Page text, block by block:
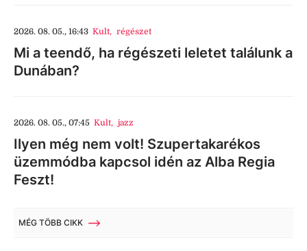
2026. 08. 05., 16:43 Kult, régészet
Mi a teendő, ha régészeti leletet találunk a
Dunában?
2026. 08. 05., 07:45 Kult, jazz
Ilyen még nem volt! Szupertakarékos
üzemmódba kapcsol idén az Alba Regia
Feszt!
MÉG TÖBB CIKK